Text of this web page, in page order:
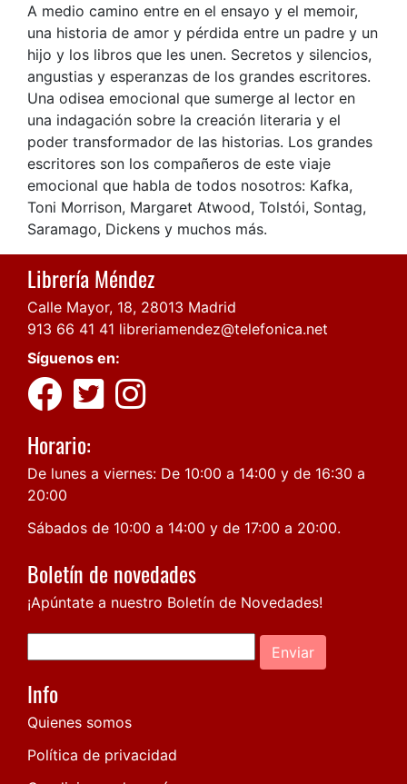
A medio camino entre en el ensayo y el memoir,
una historia de amor y pérdida entre un padre y un
hijo y los libros que les unen. Secretos y silencios,
angustias y esperanzas de los grandes escritores.
Una odisea emocional que sumerge al lector en
una indagación sobre la creación literaria y el
poder transformador de las historias. Los grandes
escritores son los compañeros de este viaje
emocional que habla de todos nosotros: Kafka,
Toni Morrison, Margaret Atwood, Tolstói, Sontag,
Saramago, Dickens y muchos más.
Librería Méndez
Calle Mayor, 18, 28013 Madrid
913 66 41 41 libreriamendez@telefonica.net
Síguenos en:
Horario:
De lunes a viernes: De 10:00 a 14:00 y de 16:30 a
20:00
Sábados de 10:00 a 14:00 y de 17:00 a 20:00.
Boletín de novedades
¡Apúntate a nuestro Boletín de Novedades!
Enviar
Info
Quienes somos
Política de privacidad